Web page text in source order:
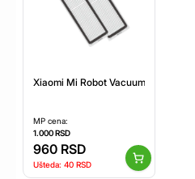
Xiaomi Mi Robot Vacuum S10 Filter
MP cena:
1.000RSD
960 RSD
Ušteda: 40 RSD